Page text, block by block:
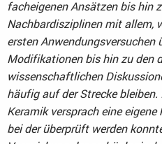
facheigenen Ansätzen bis hin
Nachbardisziplinen mit allem,
ersten
Modifikationen bis hin zu den
wissenschaftlichen
häufig auf der Strecke bleiben.
Keramik versprach eine
bei der überprüft werden